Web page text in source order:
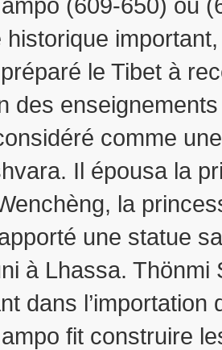
historique
le Tibet à
des
comme
Il épousa la
la
une statue
à Lhassa. Thönmi
dans l’importation
fit construire